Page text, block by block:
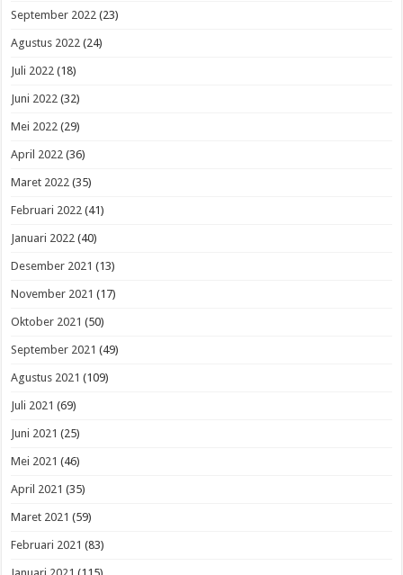
September 2022 (23)
Agustus 2022 (24)
Juli 2022 (18)
Juni 2022 (32)
Mei 2022 (29)
April 2022 (36)
Maret 2022 (35)
Februari 2022 (41)
Januari 2022 (40)
Desember 2021 (13)
November 2021 (17)
Oktober 2021 (50)
September 2021 (49)
Agustus 2021 (109)
Juli 2021 (69)
Juni 2021 (25)
Mei 2021 (46)
April 2021 (35)
Maret 2021 (59)
Februari 2021 (83)